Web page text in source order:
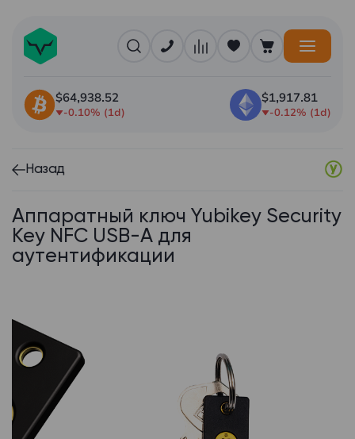
$64,938.52
-0.10% (1d)
$1,917.81
-0.12% (1d)
Назад
Аппаратный ключ Yubikey Security
Key NFC USB-А для
аутентификации